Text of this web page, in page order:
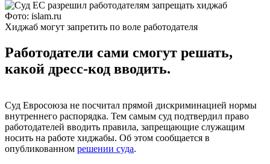
Фото: islam.ru
Хиджаб могут запретить по воле работодателя
Работодатели сами смогут решать,
какой дресс-код вводить.
Суд Евросоюза не посчитал прямой дискриминацией нормы
внутреннего распорядка. Тем самым суд подтвердил право
работодателей вводить правила, запрещающие служащим
носить на работе хиджабы. Об этом сообщается в
опубликованном решении суда.